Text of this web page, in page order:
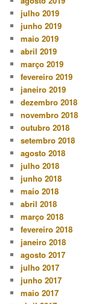
julho 2019
junho 2019
maio 2019
abril 2019
março 2019
fevereiro 2019
janeiro 2019
dezembro 2018
novembro 2018
outubro 2018
setembro 2018
agosto 2018
julho 2018
junho 2018
maio 2018
abril 2018
março 2018
fevereiro 2018
janeiro 2018
agosto 2017
julho 2017
junho 2017
maio 2017